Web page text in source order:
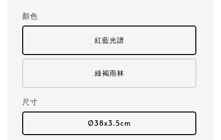
顏色
紅藍光譜
綠褐雨林
尺寸
Ø38x3.5cm